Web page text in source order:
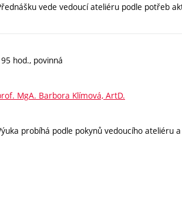
vede vedoucí ateliéru podle potřeb
hod., povinná
MgA. Barbora Klímová, ArtD.
probíhá podle pokynů vedoucího ateliéru